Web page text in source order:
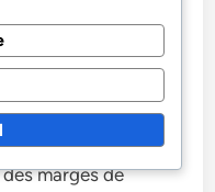
estimer les
budget en fonction
marges de